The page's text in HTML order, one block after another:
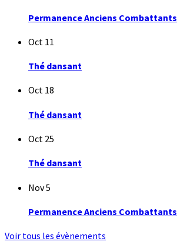
Permanence Anciens Combattants
Oct 11
Thé dansant
Oct 18
Thé dansant
Oct 25
Thé dansant
Nov5
Permanence Anciens Combattants
Voir tous les évènements